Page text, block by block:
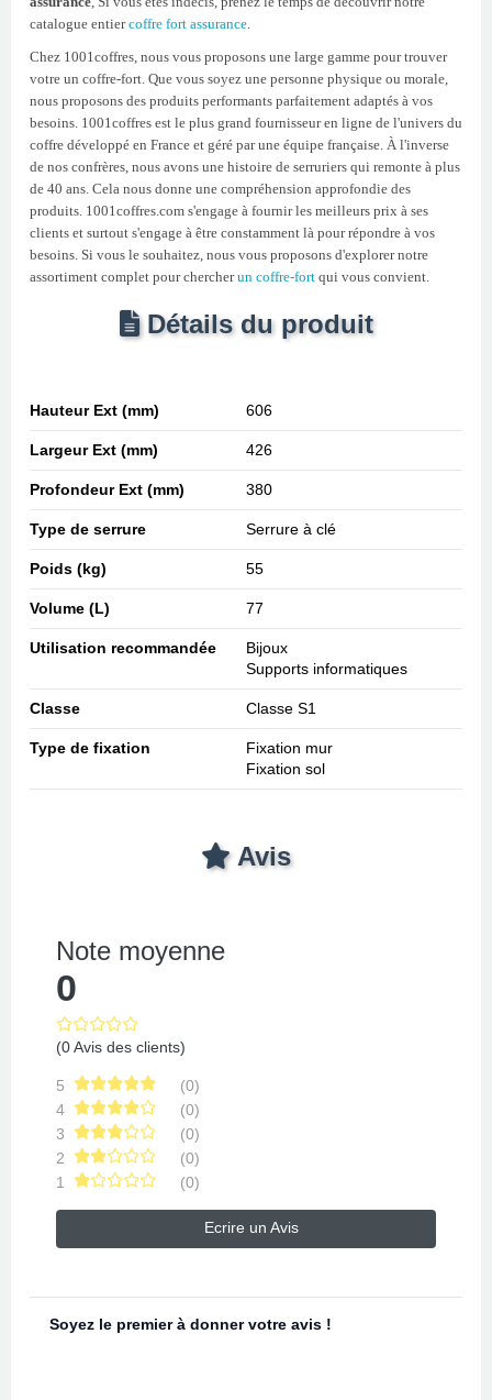
catalogue entiercoffre fort assurance
Chez 1001coffres, nous vous proposons une large gamme pour trouver
votre un coffre-fort. Que vous soyez une personne physique ou morale,
nous proposons des produits performants parfaitement adaptés à vos
besoins. 1001coffres est le plus grand fournisseur en ligne de l'univers du
coffre développé en France et géré par une équipe française. À l'inverse
de nos confrères, nous avons une histoire de serruriers qui remonte à plus
de 40 ans. Cela nous donne une compréhension approfondie des
produits. 1001coffres.com s'engage à fournir les meilleurs prix à ses
clients et surtout s'engage à être constamment là pour répondre à vos
besoins. Si vous le souhaitez, nous vous proposons d'explorer notre
assortiment complet pour chercherun coffre-fort qui vous convient.
Détails du produit
Hauteur Ext (mm) 606
Largeur Ext (mm) 426
Profondeur Ext (mm) 380
Type de serrure Serrure à clé
Poids (kg) 55
Volume (L) 77
Utilisation recommandée
Bijoux
Supports informatiques
Classe Classe S1
Type de fixation
Fixation mur
Fixation sol
Avis
Note moyenne
0
(0 Avis des clients)
5
(0)
4
(0)
3
(0)
2
(0)
1
(0)
Ecrire un Avis
Soyez le premier à donner votre avis !